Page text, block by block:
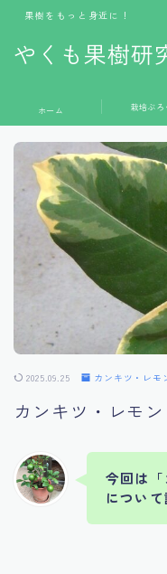
やくも果樹研
果樹をもっと身近に！
MENU
ホーム
栽培ぶろぐ
おススメアイテ
おススメ本
お問い合わせ
ホーム 栽培ぶろ
2025.09.25 カンキツ・レモ
カンキツ・レモ
今回は「
について